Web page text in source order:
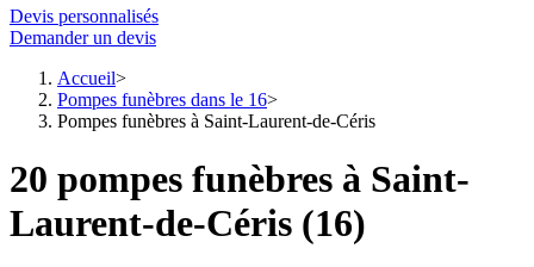
Devis personnalisés
Demander un devis
Accueil
Pompes funèbres dans le 16
Pompes funèbres à Saint-Laurent-de-Céris
20 pompes funèbres à Saint-
Laurent-de-Céris (16)